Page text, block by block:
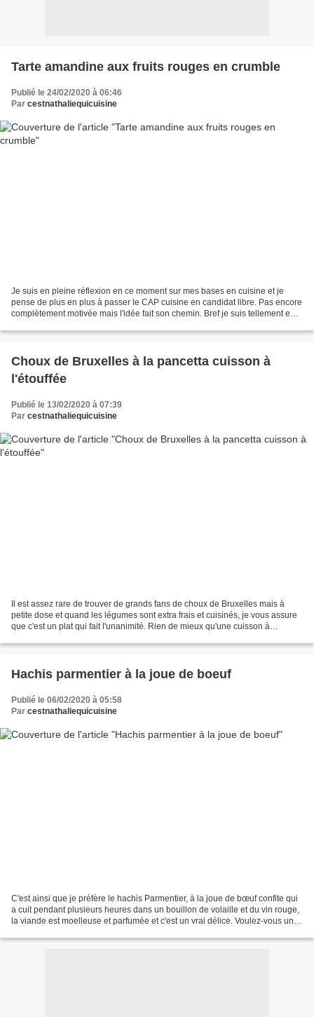
Tarte amandine aux fruits rouges en crumble
Publié le 24/02/2020 à 06:46
Par cestnathaliequicuisine
Je suis en pleine réflexion en ce moment sur mes bases en cuisine et je
pense de plus en plus à passer le CAP cuisine en candidat libre. Pas encore
complètement motivée mais l'idée fait son chemin. Bref je suis tellement en
Choux de Bruxelles à la pancetta cuisson à
l'étouffée
Publié le 13/02/2020 à 07:39
Par cestnathaliequicuisine
Il est assez rare de trouver de grands fans de choux de Bruxelles mais à
petite dose et quand les légumes sont extra frais et cuisinés, je vous assure
que c'est un plat qui fait l'unanimité. Rien de mieux qu'une cuisson à
Hachis parmentier à la joue de boeuf
Publié le 06/02/2020 à 05:58
Par cestnathaliequicuisine
C'est ainsi que je préfère le hachis Parmentier, à la joue de bœuf confite qui
a cuit pendant plusieurs heures dans un bouillon de volaille et du vin rouge,
la viande est moelleuse et parfumée et c'est un vrai délice. Voulez-vous un